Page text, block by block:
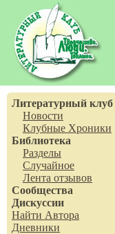
Литературный клуб
Новости
Клубные Хроники
Библиотека
Разделы
Случайное
Лента отзывов
Сообщества
Дискуссии
Найти Автора
Дневники